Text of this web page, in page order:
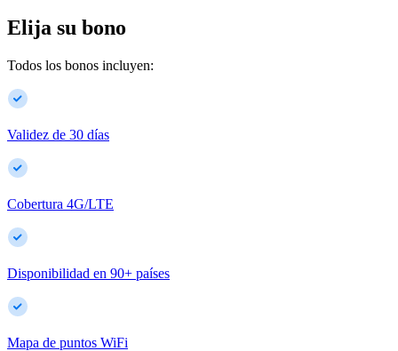
Elija su bono
Todos los bonos incluyen:
Validez de 30 días
Cobertura 4G/LTE
Disponibilidad en 90+ países
Mapa de puntos WiFi